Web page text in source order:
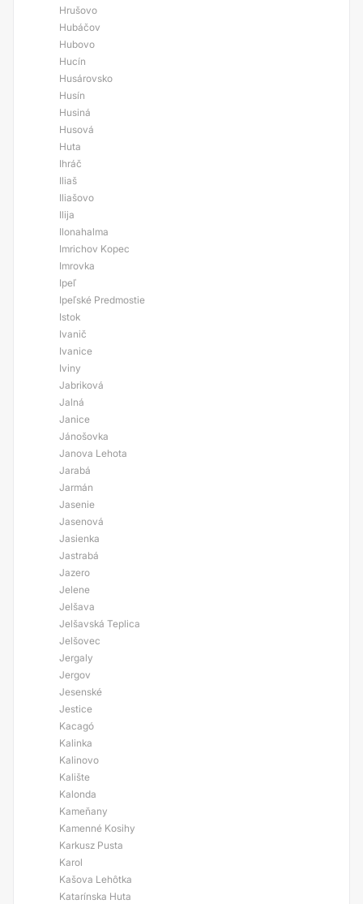
Hrušovo
Hubáčov
Hubovo
Hucín
Husárovsko
Husín
Husiná
Husová
Huta
Ihráč
Iliaš
Iliašovo
Ilija
Ilonahalma
Imrichov Kopec
Imrovka
Ipeľ
Ipeľské Predmostie
Istok
Ivanič
Ivanice
Iviny
Jabriková
Jalná
Janice
Jánošovka
Janova Lehota
Jarabá
Jarmán
Jasenie
Jasenová
Jasienka
Jastrabá
Jazero
Jelene
Jelšava
Jelšavská Teplica
Jelšovec
Jergaly
Jergov
Jesenské
Jestice
Kacagó
Kalinka
Kalinovo
Kalište
Kalonda
Kameňany
Kamenné Kosihy
Karkusz Pusta
Karol
Kašova Lehôtka
Katarínska Huta